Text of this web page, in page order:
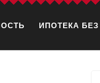
ИПОТЕКА